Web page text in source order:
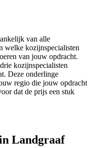
van alle
welke kozijnspecialisten
van jouw opdracht.
kozijnspecialisten
Deze onderlinge
regio die jouw opdracht
dat de prijs een stuk
Landgraaf